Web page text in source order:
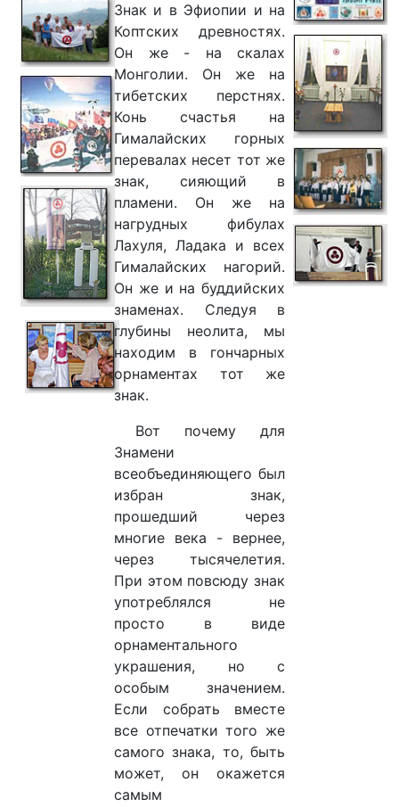
Знак и в Эфиопии и на
Коптских древностях.
Он же - на скалах
Монголии. Он же на
тибетских перстнях.
Конь счастья на
Гималайских горных
перевалах несет тот же
знак, сияющий в
пламени. Он же на
нагрудных фибулах
Лахуля, Ладака и всех
Гималайских нагорий.
Он же и на буддийских
знаменах. Следуя в
глубины неолита, мы
находим в гончарных
орнаментах тот же
знак.
Вот почему для
Знамени
всеобъединяющего был
избран знак,
прошедший через
многие века - вернее,
через тысячелетия.
При этом повсюду знак
употреблялся не
просто в виде
орнаментального
украшения, но с
особым значением.
Если собрать вместе
все отпечатки того же
самого знака, то, быть
может, он окажется
самым